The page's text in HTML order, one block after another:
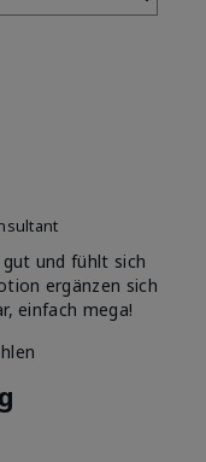
und fühlt sich
ergänzen sich
einfach mega!